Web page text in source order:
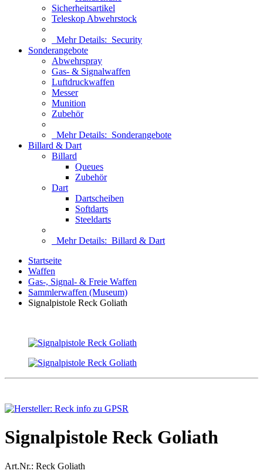
Sicherheitsartikel
Teleskop Abwehrstock
Mehr Details: Security
Sonderangebote
Abwehrspray
Gas- & Signalwaffen
Luftdruckwaffen
Messer
Munition
Zubehör
Mehr Details: Sonderangebote
Billard & Dart
Billard
Queues
Zubehör
Dart
Dartscheiben
Softdarts
Steeldarts
Mehr Details: Billard & Dart
Startseite
Waffen
Gas-, Signal- & Freie Waffen
Sammlerwaffen (Museum)
Signalpistole Reck Goliath
Signalpistole Reck Goliath
Art.Nr.: Reck Goliath